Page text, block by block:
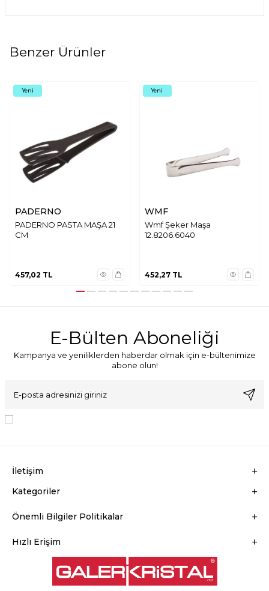
Benzer Ürünler
Yeni
PADERNO
PADERNO PASTA MAŞA 21
CM
457,02 TL
Yeni
WMF
Wmf Şeker Maşa
12.8206.6040
452,27TL
E-Bülten Aboneliği
Kampanya ve yeniliklerden haberdar olmak için e-bültenimize
abone olun!
İletişim
Kategoriler
Önemli Bilgiler Politikalar
Hızlı Erişim